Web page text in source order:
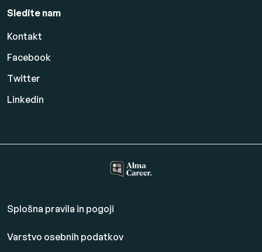
Sledite nam
Kontakt
Facebook
Twitter
Linkedin
Splošna pravila in pogoji
Varstvo osebnih podatkov